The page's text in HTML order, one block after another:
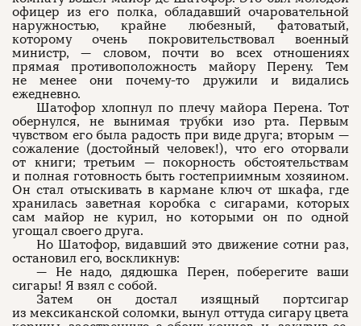
офицер из его полка, обладавший очаровательной
наружностью, крайне любезный, фатоватый,
которому очень покровительствовал военный
министр, — словом, почти во всех отношениях
прямая противоположность майору Перену. Тем
не менее они почему-то дружили и видались
ежедневно.
Шатофор хлопнул по плечу майора Перена. Тот
обернулся, не вынимая трубки изо рта. Первым
чувством его была радость при виде друга; вторым —
сожаление (достойный человек!), что его оторвали
от книги; третьим — покорность обстоятельствам
и полная готовность быть гостеприимным хозяином.
Он стал отыскивать в кармане ключ от шкафа, где
хранилась заветная коробка с сигарами, которых
сам майор не курил, но которыми он по одной
угощал своего друга.
Но Шатофор, видавший это движение сотни раз,
остановил его, воскликнув:
— Не надо, дядюшка Перен, поберегите ваши
сигары! Я взял с собой.
Затем он достал изящный портсигар
из мексиканской соломки, вынул оттуда сигару цвета